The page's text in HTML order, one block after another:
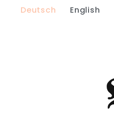
Deutsch English